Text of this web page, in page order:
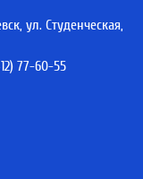
ул. Студенческая,
77-60-55